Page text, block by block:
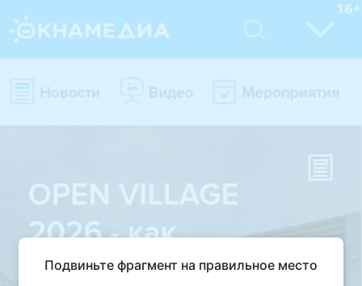
Подвиньте фрагмент на правильное место